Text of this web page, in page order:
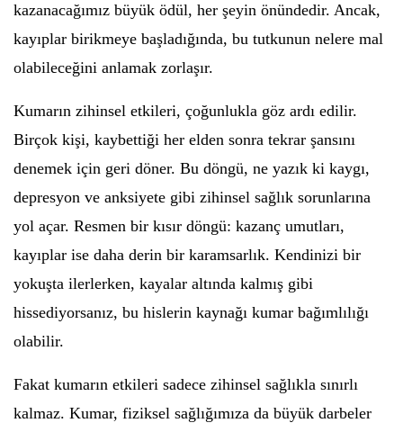
kazanacağımız büyük ödül, her şeyin önündedir. Ancak,
kayıplar birikmeye başladığında, bu tutkunun nelere mal
olabileceğini anlamak zorlaşır.
Kumarın zihinsel etkileri, çoğunlukla göz ardı edilir.
Birçok kişi, kaybettiği her elden sonra tekrar şansını
denemek için geri döner. Bu döngü, ne yazık ki kaygı,
depresyon ve anksiyete gibi zihinsel sağlık sorunlarına
yol açar. Resmen bir kısır döngü: kazanç umutları,
kayıplar ise daha derin bir karamsarlık. Kendinizi bir
yokuşta ilerlerken, kayalar altında kalmış gibi
hissediyorsanız, bu hislerin kaynağı kumar bağımlılığı
olabilir.
Fakat kumarın etkileri sadece zihinsel sağlıkla sınırlı
kalmaz. Kumar, fiziksel sağlığımıza da büyük darbeler